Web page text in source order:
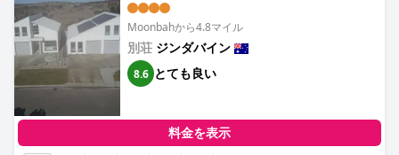
Moonbahから4.8マイル
別荘 ジンダバイン
8.6 とても良い
料金を表示